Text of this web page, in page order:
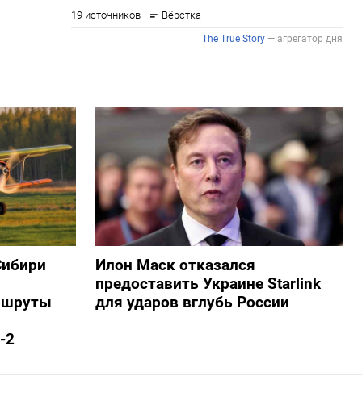
2
Илон Маск отказался
предоставить Украине Starlink
для ударов вглубь России